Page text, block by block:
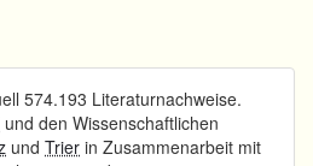
574.193 Literaturnachweise.
und den Wissenschaftlichen
und Trier in Zusammenarbeit mit